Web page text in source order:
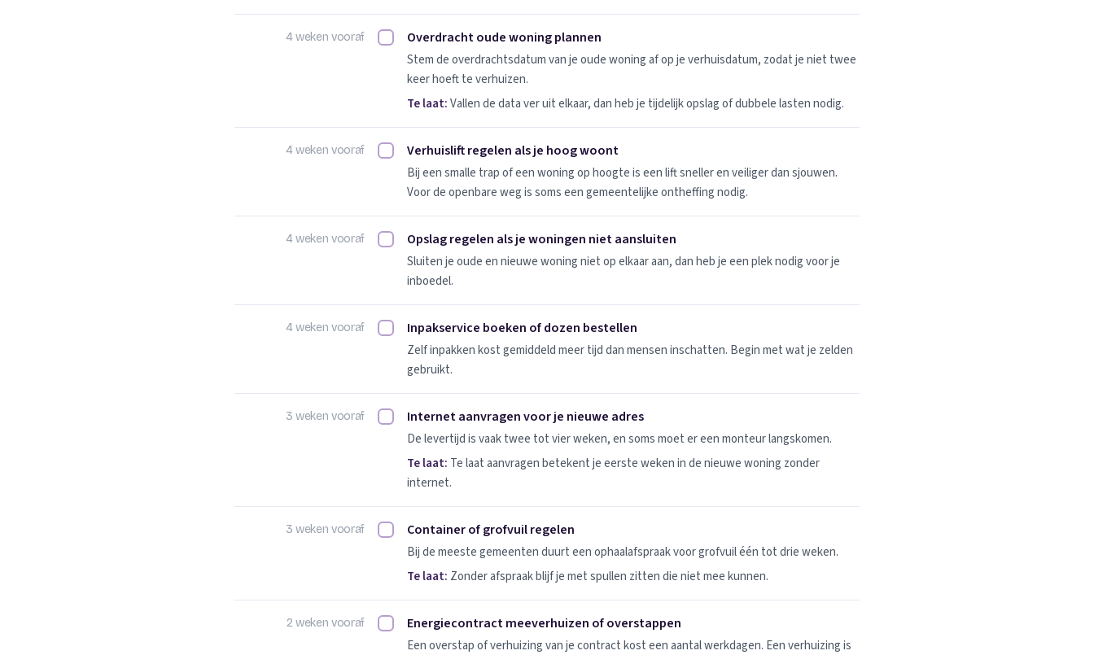
4 weken vooraf Overdracht oude woning plannen afvinken
Overdracht oude woning plannen
Stem de overdrachtsdatum van je oude woning af op je verhuisdatum, zodat je niet twee
keer hoeft te verhuizen.
Te laat:Vallen de data ver uit elkaar, dan heb je tijdelijk opslag of dubbele lasten nodig.
4 weken vooraf Verhuislift regelen als je hoog woont afvinken
Verhuislift regelen als je hoog woont
Bij een smalle trap of een woning op hoogte is een lift sneller en veiliger dan sjouwen.
Voor de openbare weg is soms een gemeentelijke ontheffing nodig.
4 weken vooraf Opslag regelen als je woningen niet aansluiten afvinken
Opslag regelen als je woningen niet aansluiten
Sluiten je oude en nieuwe woning niet op elkaar aan, dan heb je een plek nodig voor je
inboedel.
4 weken vooraf Inpakservice boeken of dozen bestellen afvinken
Inpakservice boeken of dozen bestellen
Zelf inpakken kost gemiddeld meer tijd dan mensen inschatten. Begin met wat je zelden
gebruikt.
3 weken vooraf Internet aanvragen voor je nieuwe adres afvinken
Internet aanvragen voor je nieuwe adres
De levertijd is vaak twee tot vier weken, en soms moet er een monteur langskomen.
Te laat: Te laat aanvragen betekent je eerste weken in de nieuwe woning zonder
internet.
3 weken vooraf Container of grofvuil regelen afvinken
Container of grofvuil regelen
Bij de meeste gemeenten duurt een ophaalafspraak voor grofvuil één tot drie weken.
Te laat: Zonder afspraak blijf je met spullen zitten die niet mee kunnen.
2 weken vooraf Energiecontract meeverhuizen of overstappen afvinken
Energiecontract meeverhuizen of overstappen
Een overstap of verhuizing van je contract kost een aantal werkdagen. Een verhuizing is